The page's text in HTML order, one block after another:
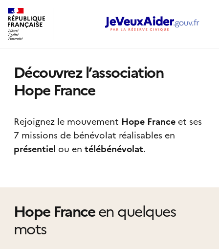
Découvrez l’association
Hope France
Rejoignez le mouvement Hope Franceet ses
7 missions de bénévolat réalisables en
présentiel ou en télébénévolat.
Hope Franceen quelques
mots